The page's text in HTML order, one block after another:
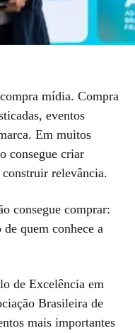
mídia. Compra
eventos
Em muitos
consegue criar
relevância.
consegue comprar:
quem conhece a
de Excelência em
Brasileira de
mais importantes